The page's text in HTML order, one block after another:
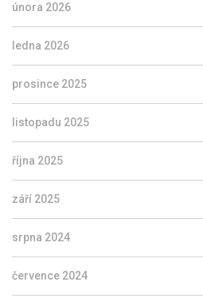
února 2026
ledna 2026
prosince 2025
listopadu 2025
října 2025
září 2025
srpna 2024
července 2024